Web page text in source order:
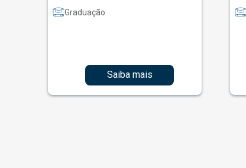
Graduação
Saiba mais